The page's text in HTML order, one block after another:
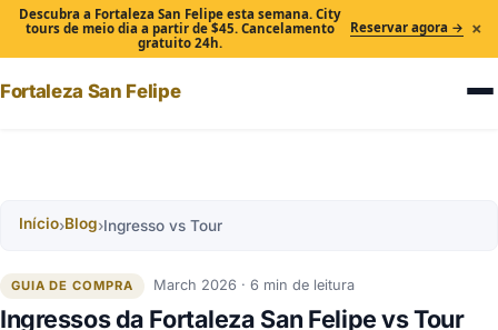
Descubra a Fortaleza San Felipe esta semana. City
tours de meio dia a partir de $45. Cancelamento
gratuito 24h.
Reservar agora → ×
Fortaleza San Felipe
Início›Blog›Ingresso vs Tour
GUIA DE COMPRA March 2026 · 6 min de leitura
Ingressos da Fortaleza San Felipe vs Tour